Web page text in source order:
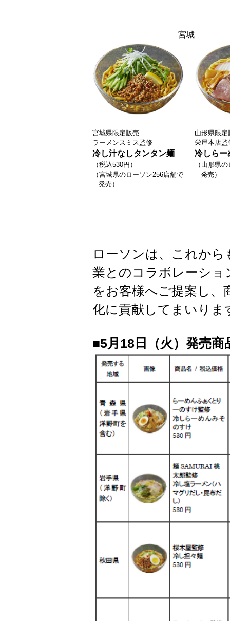
宮城
宮城県限定販売
ラーメンスミス監修
冷し汁なしタンタン麺
（税込530円）
（宮城県のローソン256店舗で
発売）
山形県限定
栄屋本店監
冷しらー
（山形県
発売）
ローソンは、これか
業とのコラボレーシ
をお客様へご提案し、
化に貢献してまいりま
■5月18日（火）発売商